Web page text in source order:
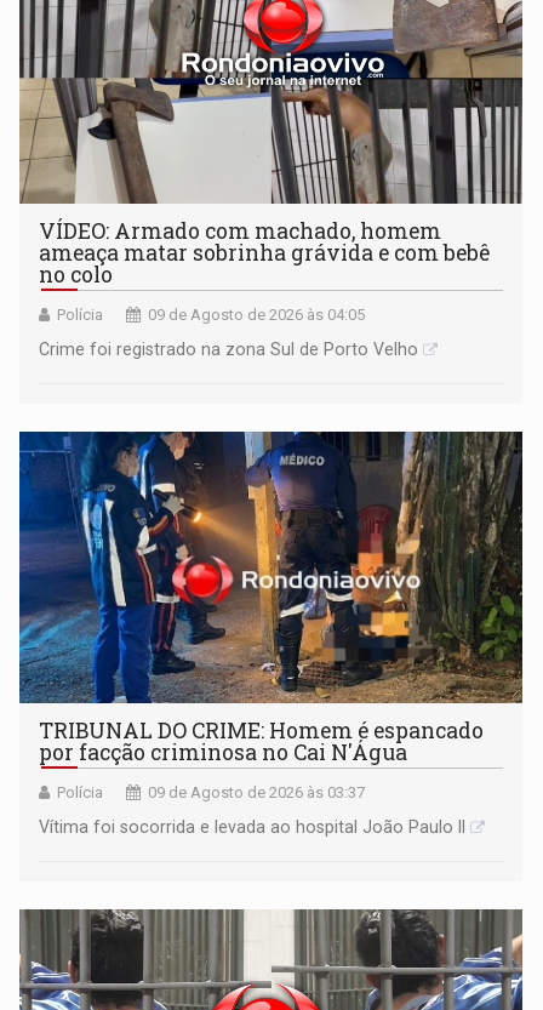
VÍDEO: Armado com machado, homem
ameaça matar sobrinha grávida e com bebê
no colo
Polícia 09 de Agosto de 2026 às 04:05
Crime foi registrado na zona Sul de Porto Velho
TRIBUNAL DO CRIME: Homem é espancado
por facção criminosa no Cai N'Água
Polícia 09 de Agosto de 2026 às 03:37
Vítima foi socorrida e levada ao hospital João Paulo II